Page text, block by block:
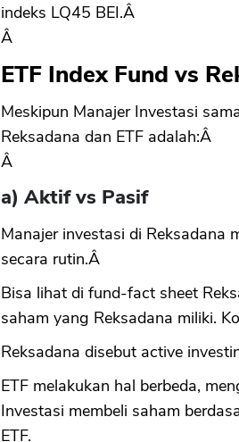
indeks LQ45 BEI.Â
Â
ETF Index Fund vs
Meskipun Manajer Investasi
Reksadana dan ETF adalah:Â
Â
a) Aktif vs Pasif
Manajer investasi di Reksadana
secara rutin.Â
Bisa lihat di fund-fact sheet
saham yang Reksadana miliki.
Reksadana disebut active
ETF melakukan hal berbeda,
Investasi membeli saham
ETF.